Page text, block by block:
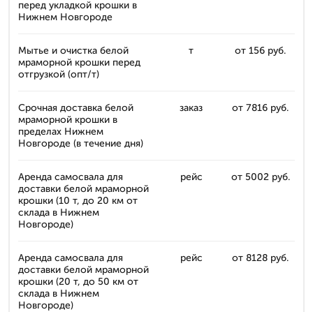
перед укладкой крошки в
Нижнем Новгороде
Мытье и очистка белой
мраморной крошки перед
отгрузкой (опт/т)
т от 156 руб.
Срочная доставка белой
мраморной крошки в
пределах Нижнем
Новгороде (в течение дня)
заказ от 7816 руб.
Аренда самосвала для
доставки белой мраморной
крошки (10 т, до 20 км от
склада в Нижнем
Новгороде)
рейс от 5002 руб.
Аренда самосвала для
доставки белой мраморной
крошки (20 т, до 50 км от
склада в Нижнем
Новгороде)
рейс от 8128 руб.